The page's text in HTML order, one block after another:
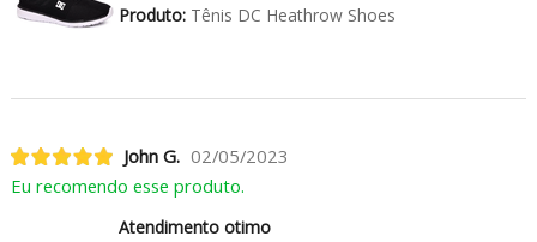
Produto:Tênis DC Heathrow Shoes
John G. 02/05/2023
Eu recomendo esse produto.
Atendimento otimo